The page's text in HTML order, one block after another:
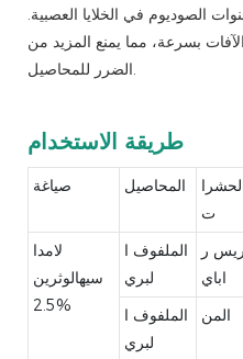
الصوديوم في الخلايا العصبية.
بسرعة، مما يمنع المزيد من
الضرر للمحاصيل.
طريقة الاستخدام
صياغة المحاصيل
ت
لامدا
سيهالوثرين
2.5%
الملفوف ا
لبري
ر
اباي
الملفوف ا
لبري
المن